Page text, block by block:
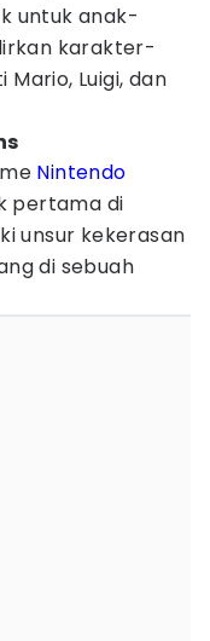
untuk anak-
karakter-
Luigi, dan
Nintendo
pertama di
unsur kekerasan
di sebuah